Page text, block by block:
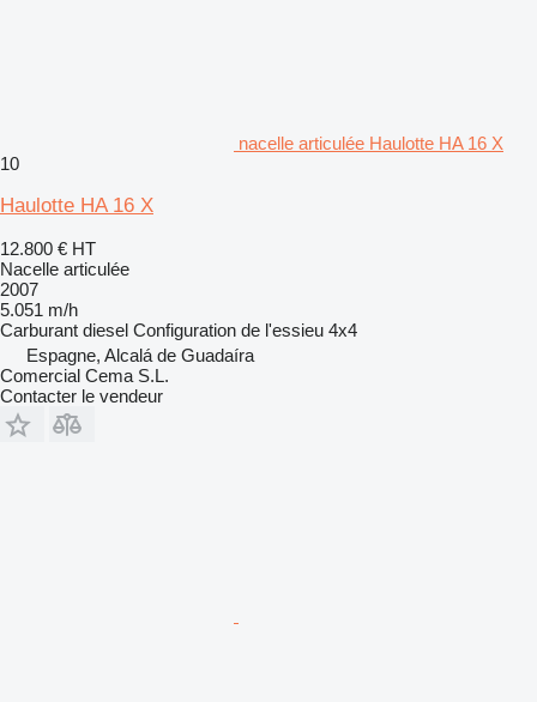
nacelle articulée Haulotte HA 16 X
10
Haulotte HA 16 X
12.800 € HT
Nacelle articulée
2007
5.051 m/h
Carburant diesel Configuration de l'essieu 4x4
Espagne, Alcalá de Guadaíra
Comercial Cema S.L.
Contacter le vendeur